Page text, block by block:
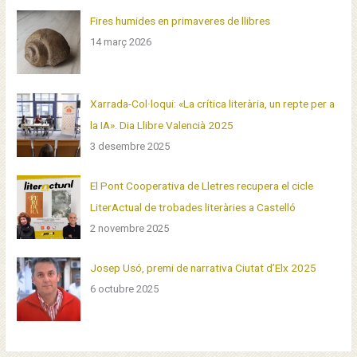
Fires humides en primaveres de llibres
14 març 2026
Xarrada-Col·loqui: «La crítica literària, un repte per a
la IA». Dia Llibre Valencià 2025
3 desembre 2025
El Pont Cooperativa de Lletres recupera el cicle
LiterActual de trobades literàries a Castelló
2 novembre 2025
Josep Usó, premi de narrativa Ciutat d’Elx 2025
6 octubre 2025